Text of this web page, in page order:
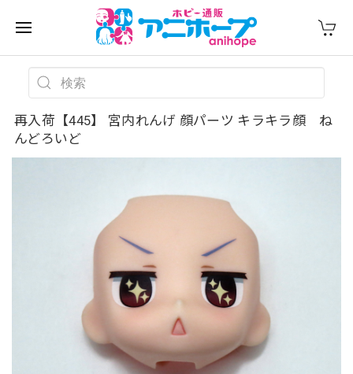
再入荷【445】 宮内れんげ 顔パーツ キラキラ顔 ね
んどろいど